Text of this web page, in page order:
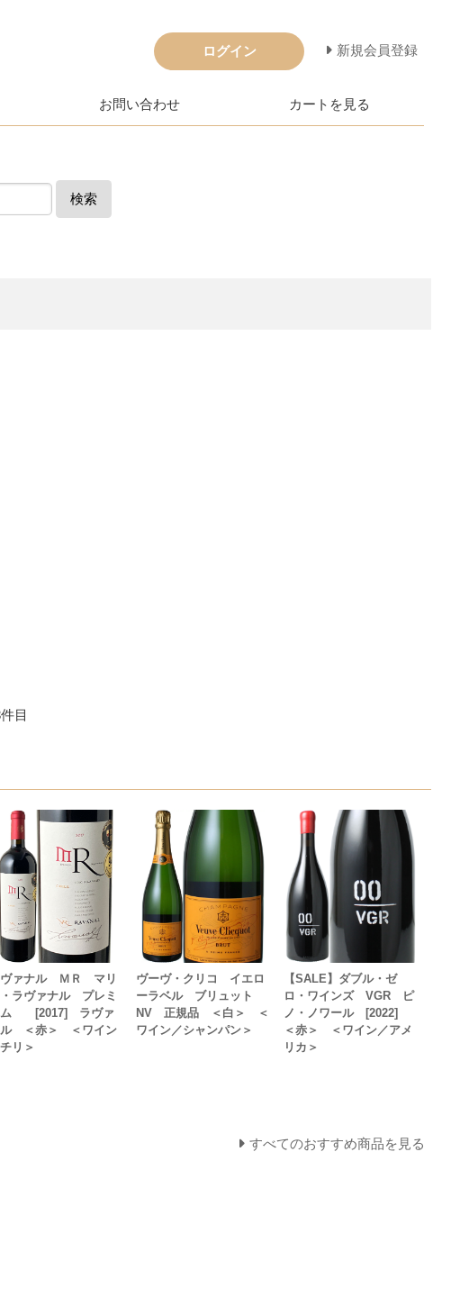
ログイン 新規会員登録
お問い合わせ カートを見る
検索
目
ヴァナル ＭＲ マリ
ラヴァナル プレミ
ム [2017] ラヴァ
＜赤＞ ＜ワイン
リ＞
ヴーヴ・クリコ イエロ
ーラベル ブリュット
NV 正規品 ＜白＞ ＜
ワイン／シャンパン＞
【SALE】ダブル・ゼ
ロ・ワインズ VGR ピ
ノ・ノワール [2022]
＜赤＞ ＜ワイン／アメ
リカ＞
すべてのおすすめ商品を見る